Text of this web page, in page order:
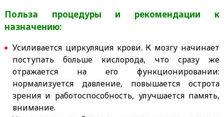
Польза процедуры и рекомендации к
назначению:
Усиливается циркуляция крови. К мозгу начинает
поступать больше кислорода, что сразу же
отражается на его функционировании:
нормализуется давление, повышается острота
зрения и работоспособность, улучшается память,
внимание.